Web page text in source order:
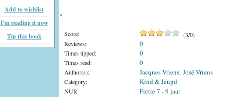
Add to wishlist
I'm reading it now
Tip this book
«
Score: (3/0)
Reviews:
0
Times tipped: 0
Times read: 0
Author(s): Jacques Vriens, José Vriens
Category: Kind & Jeugd
NUR Fictie 7 - 9 jaar